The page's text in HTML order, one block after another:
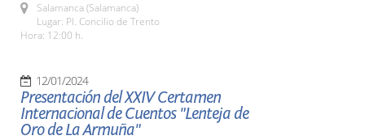
Salamanca (Salamanca)
Lugar: Pl. Concilio de Trento
Hora: 12:00 h.
12/01/2024
Presentación del XXIV Certamen
Internacional de Cuentos "Lenteja de
Oro de La Armuña"